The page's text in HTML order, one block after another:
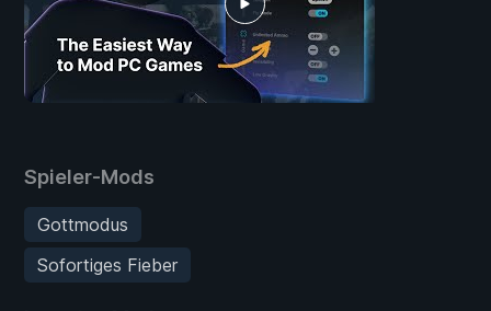
Spieler-Mods
Gottmodus
Sofortiges Fieber